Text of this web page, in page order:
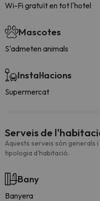
Wi-Fi gratuït en tot l'hotel
Mascotes
S'admeten animals
Instal·lacions
Supermercat
Serveis de
Aquests serveis són generals
tipologia d'habitació.
Bany
Banyera